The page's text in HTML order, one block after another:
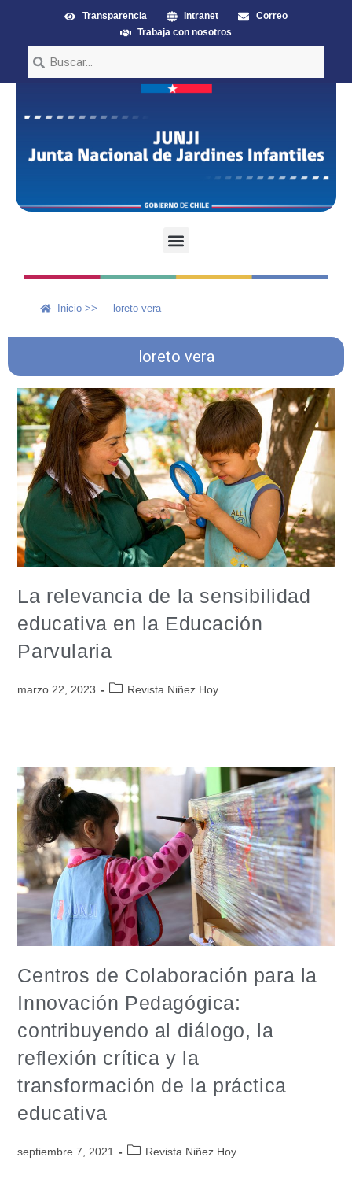
Transparencia Intranet
Correo
Trabaja con nosotros
Inicio >> loreto vera
loreto vera
La relevancia de la sensibilidad
educativa en la Educación
Parvularia
marzo 22, 2023 Revista Niñez Hoy
Centros de Colaboración para la
Innovación Pedagógica:
contribuyendo al diálogo, la
reflexión crítica y la
transformación de la práctica
educativa
septiembre 7, 2021 Revista Niñez Hoy